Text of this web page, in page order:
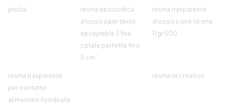
prolux
resina epossidica
atossica per tavoli
epoxytable 5 five
colate perfette fino
5 cm
resina trasparente
atossica one to one
11 gr 500
resina trasparente
per contatto
alimentare foodsafe
resina uv creation